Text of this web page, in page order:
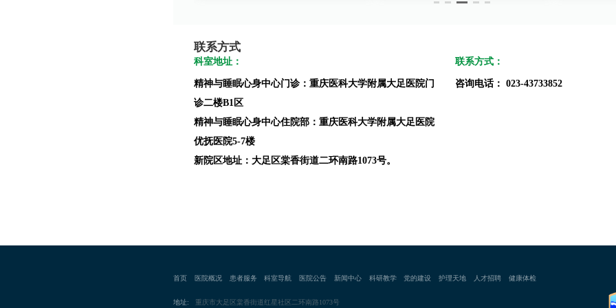
联系方式
科室地址：
精神与睡眠心身中心门诊：重庆医科大学附属大足医院门
诊二楼B1区
精神与睡眠心身中心住院部：重庆医科大学附属大足医院
优抚医院5-7楼
新院区地址：大足区棠香街道二环南路1073号。
联系方式：
咨询电话： 023-43733852
首页 医院概况 患者服务 科室导航 医院公告 新闻中心 科研教学 党的建设 护理天地 人才招聘 健康体检
地址: 重庆市大足区棠香街道红星社区二环南路1073号